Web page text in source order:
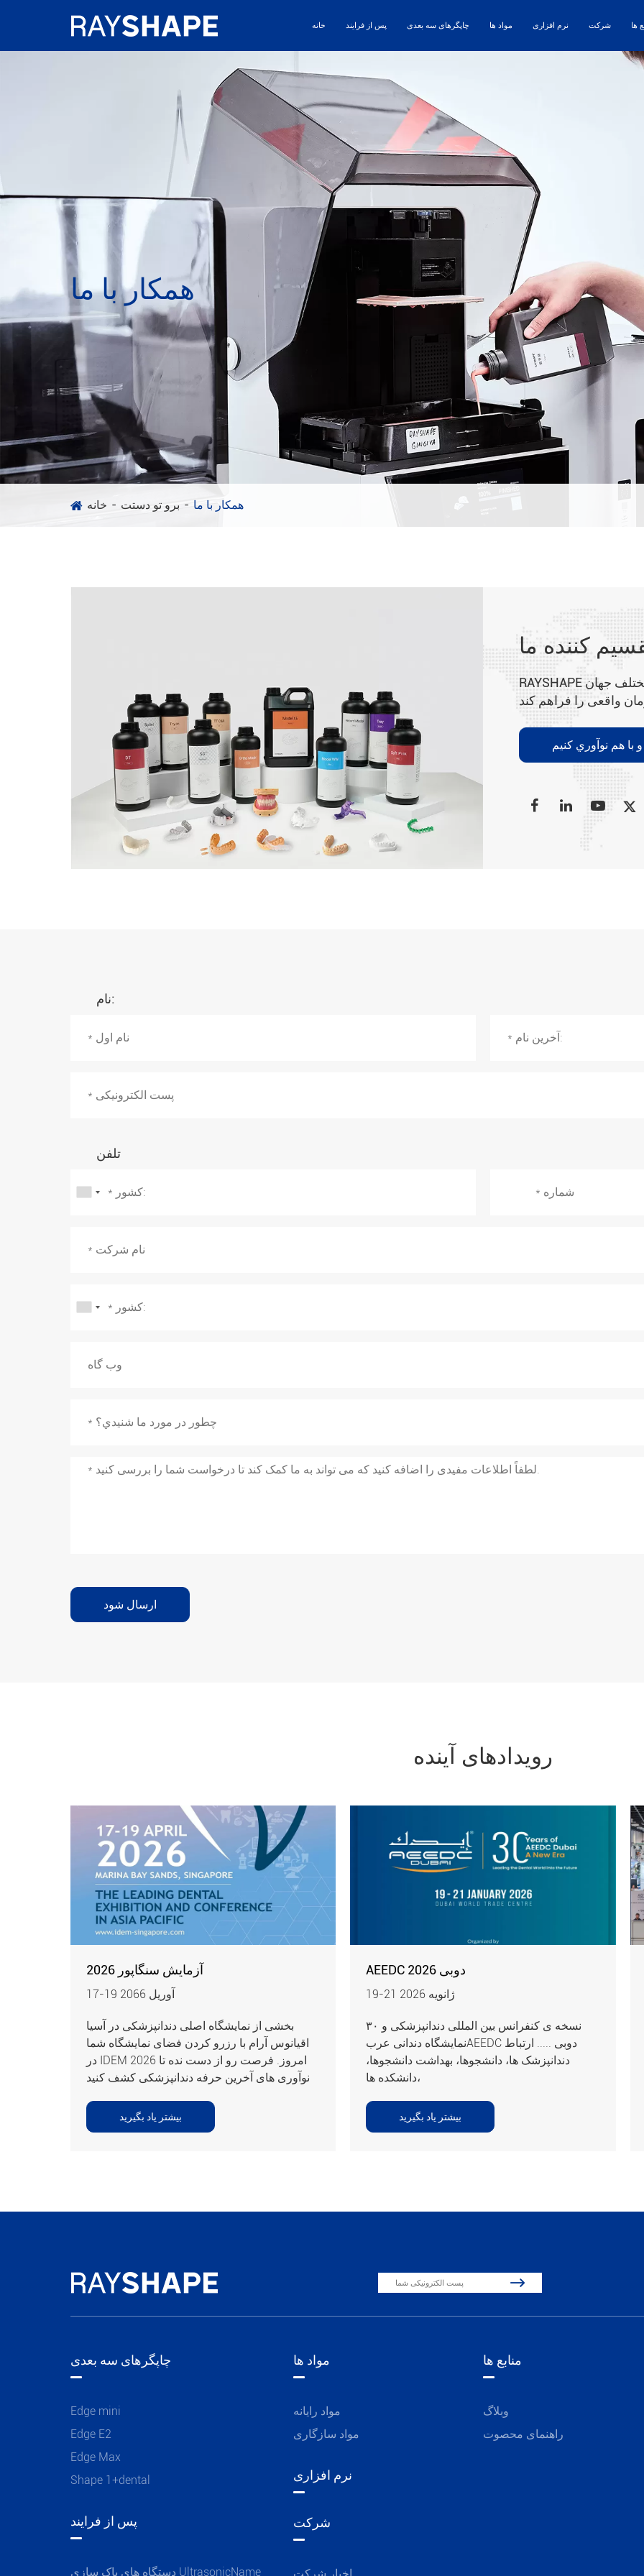
خانه پس از فرایند چاپگرهای سه بعدی مواد ها نرم افزاری شرکت ها
خانه برو تو دستت همکار با ما
همکار با ما
کننده ما
RAYSHAPE کانال های فروشی و شریک هایی در مناطق مختلف جهان
با هم نوآوري کنيم

نام:
تلفن
ارسال شود
رویدادهای آینده
آزمایش سنگاپور 2026
17-19 آوريل 2066
بخشی از نمایشگاه اصلی دندانپزشکی در آسیا
اقیانوس آرام با رزرو کردن فضای نمایشگاه شما
در IDEM 2026 امروز. فرصت رو از دست نده تا
نوآوری های آخرین حرفه دندانپزشکی کشف کنید
بیشتر یاد بگیرید
AEEDC دوبی 2026
19-21 ژانویه 2026
۳۰ نسخه ی کنفرانس بین المللی دندانپزشکی و
نمایشگاه دندانی عربAEEDC دوبی ..... ارتباط
دندانپزشک ها، دانشجوها، بهداشت دانشجوها،
دانشکده ها،
بیشتر یاد بگیرید

چاپگرهای سه بعدی
Edge mini
Edge E2
Edge Max
Shape 1+dental
پس از فرایند
دستگاه های پاک سازی UltrasonicName
مواد ها
مواد رایانه
مواد سازگاری
نرم افزاری
شرکت
منابع ها
وبلاگ
راهنمای محصوت